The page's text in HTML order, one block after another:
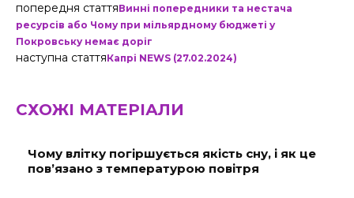
попередня статтяВинні попередники та нестача
ресурсів або Чому при мільярдному бюджеті у
Покровську немає доріг
наступна статтяКапрі NEWS (27.02.2024)
СХОЖІ МАТЕРІАЛИ
Чому влітку погіршується якість сну, і як це
пов’язано з температурою повітря